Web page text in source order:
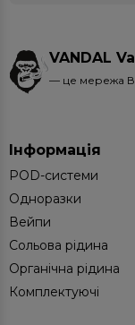
VANDAL
— це мережа
Інформація
POD-системи
Одноразки
Вейпи
Сольова рідина
Органічна рідина
Комплектуючі